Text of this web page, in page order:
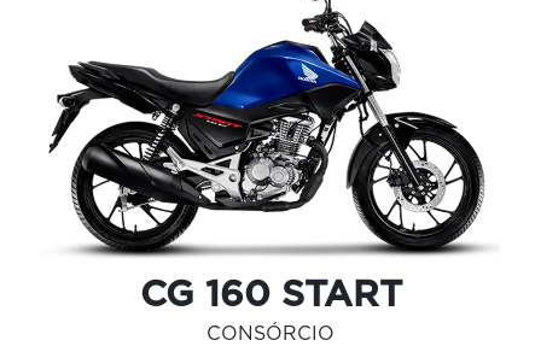
CG 160 START
CONSÓRCIO